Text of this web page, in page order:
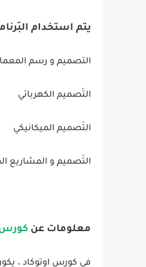
يتم استخدام
التصميم و رسم
التَصميم الكهربائي
التَصميم الميكانيكي
التَصميم و المشاريع
معلومات عن كورس
في كورس اوتوكاد ،